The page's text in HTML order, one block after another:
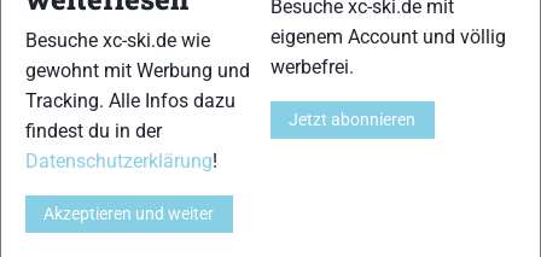
Rangliste Männer
Rang Name Stil Leistung
1
Alexander
Kanzian
01:23:20.0
Std.
Besuche xc-ski.de wie
gewohnt mit Werbung und
Tracking. Alle Infos dazu
findest du in der
Datenschutzerklärung!
Akzeptieren und weiter
Besuche xc-ski.de mit
eigenem Account und völlig
werbefrei.
Jetzt abonnieren